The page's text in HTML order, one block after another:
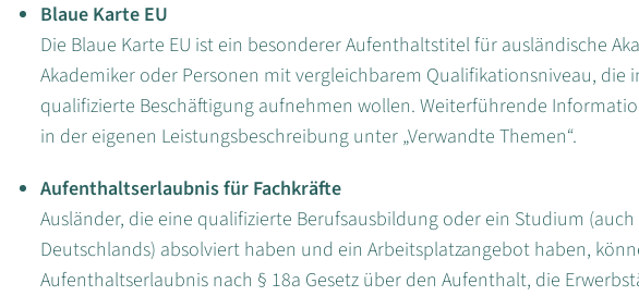
Blaue Karte EU
Die Blaue Karte EU ist ein besonderer Aufenthaltstitel für ausländische
Akademiker oder Personen mit vergleichbarem Qualifikationsniveau, die
qualifizierte Beschäftigung aufnehmen wollen. Weiterführende
in der eigenen Leistungsbeschreibung unter „Verwandte Themen“.
Aufenthaltserlaubnis für Fachkräfte
Ausländer, die eine qualifizierte Berufsausbildung oder ein Studium
Deutschlands) absolviert haben und ein Arbeitsplatzangebot haben,
Aufenthaltserlaubnis nach § 18a Gesetz über den Aufenthalt, die